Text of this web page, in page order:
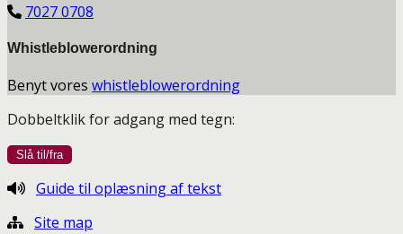
7027 0708
Whistleblowerordning
Benyt vores whistleblowerordning
Dobbeltklik for adgang med tegn:
Guide til oplæsning af tekst
Site map